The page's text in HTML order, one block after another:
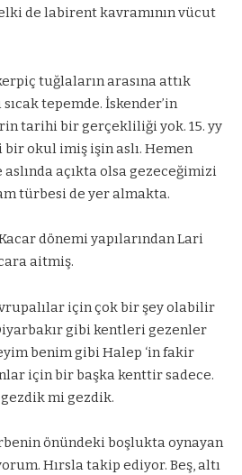
de labirent kavramının vücut
tuğlaların arasına attık
tepemde. İskender’in
tarihi bir gerçekliliği yok. 15. yy
okul imiş işin aslı. Hemen
açıkta olsa gezeceğimizi
türbesi de yer almakta.
dönemi yapılarından Lari
aitmiş.
için çok bir şey olabilir
gibi kentleri gezenler
benim gibi Halep ‘in fakir
için bir başka kenttir sadece.
mi gezdik.
önündeki boşlukta oynayan
Hırsla takip ediyor. Beş, altı